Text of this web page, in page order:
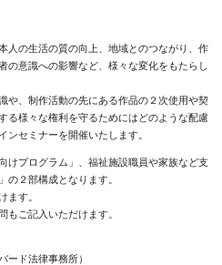
人の生活の質の向上、地域とのつながり、作
の意識への影響など、様々な変化をもたらし
や、制作活動の先にある作品の２次使用や契
る様々な権利を守るためにはどのような配慮
ンセミナーを開催いたします。
けプログラム」、福祉施設職員や家族など支
の２部構成となります。
ます。
もご記入いただけます。
ード法律事務所）